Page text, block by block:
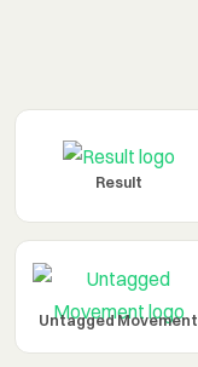
Result
Untagged Movement